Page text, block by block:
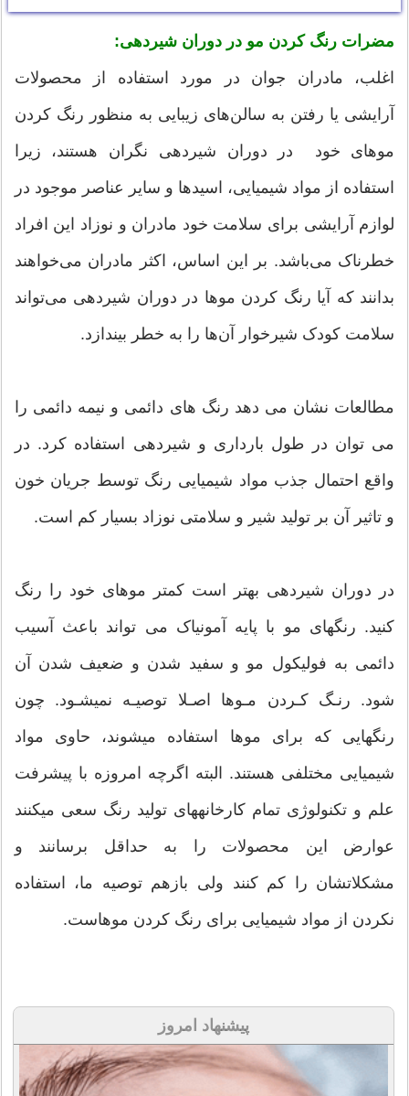
مضرات رنگ کردن مو در دوران شیردهی:
اغلب، مادران جوان در مورد استفاده از محصولات
آرایشی یا رفتن به سالن‌های زیبایی به منظور رنگ کردن
موهای خود در دوران شیردهی نگران هستند، زیرا
استفاده از مواد شیمیایی، اسیدها و سایر عناصر موجود در
لوازم آرایشی برای سلامت خود مادران و نوزاد این افراد
خطرناک می‌باشد. بر این اساس، اکثر مادران می‌خواهند
بدانند که آیا رنگ کردن موها در دوران شیردهی می‌تواند
سلامت کودک شیرخوار آن‌ها را به خطر بیندازد.
مطالعات نشان می دهد رنگ های دائمی و نیمه دائمی را
می توان در طول بارداری و شیردهی استفاده کرد. در
واقع احتمال جذب مواد شیمیایی رنگ توسط جریان خون
و تاثیر آن بر تولید شیر و سلامتی نوزاد بسیار کم است.
در دوران شیردهی بهتر است کمتر موهای خود را رنگ
کنید. رنگهای مو با پایه آمونیاک می تواند باعث آسیب
دائمی به فولیکول مو و سفید شدن و ضعیف شدن آن
شود. رنـگ کـردن مـوها اصـلا توصیـه نمیشـود. چون
رنگهایی که برای موها استفاده میشوند، حاوی مواد
شیمیایی مختلفی هستند. البته اگرچه امروزه با پیشرفت
علم و تکنولوژی تمام کارخانههای تولید رنگ سعی میکنند
عوارض این محصولات را به حداقل برسانند و
مشکلاتشان را کم کنند ولی بازهم توصیه ما، استفاده
نکردن از مواد شیمیایی برای رنگ کردن موهاست.
پیشنهاد امروز